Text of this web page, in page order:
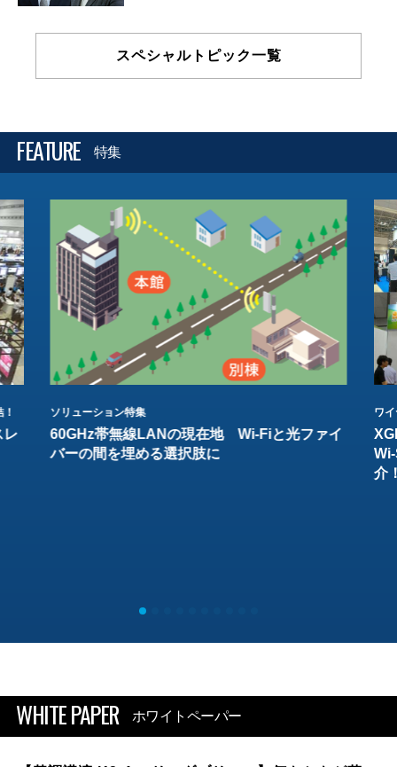
スペシャルトピック一覧
FEATURE 特集
レ
ソリューション特集
60GHz帯無線LANの現在地 Wi-Fiと光ファイ
バーの間を埋める選択肢に
ワ
介
WHITE PAPER ホワイトペーパー